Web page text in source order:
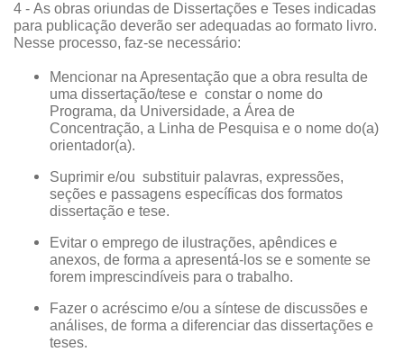
4 - As obras oriundas de Dissertações e Teses indicadas
para publicação deverão ser adequadas ao formato livro.
Nesse processo, faz-se necessário:
Mencionar na Apresentação que a obra resulta de
uma dissertação/tese e constar o nome do
Programa, da Universidade, a Área de
Concentração, a Linha de Pesquisa e o nome do(a)
orientador(a).
Suprimir e/ou substituir palavras, expressões,
seções e passagens específicas dos formatos
dissertação e tese.
Evitar o emprego de ilustrações, apêndices e
anexos, de forma a apresentá-los se e somente se
forem imprescindíveis para o trabalho.
Fazer o acréscimo e/ou a síntese de discussões e
análises, de forma a diferenciar das dissertações e
teses.